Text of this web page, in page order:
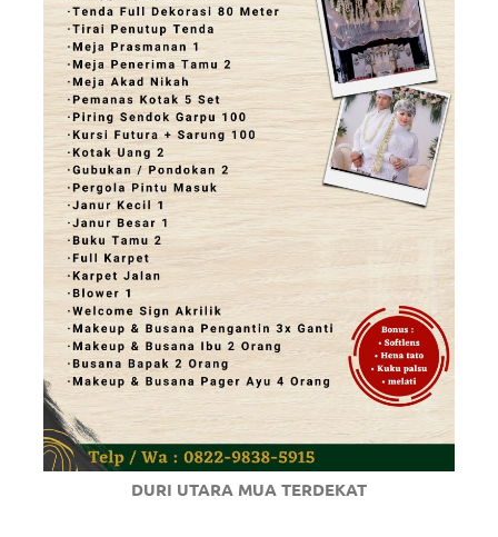
DURI UTARA MUA TERDEKAT